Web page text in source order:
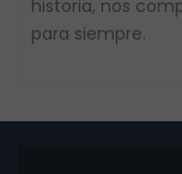
historia, nos
para siempre.